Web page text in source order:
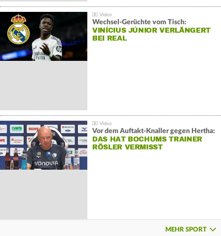
Wechsel-Gerüchte vom Tisch:
VINÍCIUS JÚNIOR VERLÄNGERT
BEI REAL
Vor dem Auftakt-Knaller gegen Hertha:
DAS HAT BOCHUMS TRAINER
RÖSLER VERMISST
MEHR SPORT